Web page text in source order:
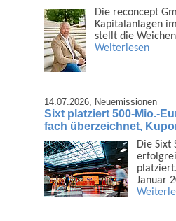
Die reconcept
Kapital­anlagen
stellt die
Weiterlesen
14.07.2026, Neuemissionen
Sixt platziert 500-Mio.-
fach überzeichnet,
Die Sixt
Januar